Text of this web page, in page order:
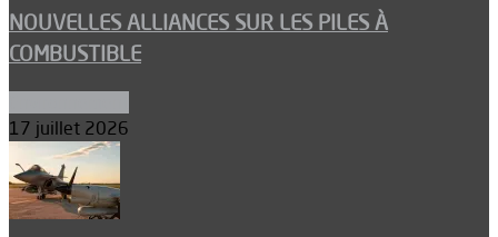
NOUVELLES ALLIANCES SUR LES PILES À
COMBUSTIBLE
17 juillet 2026